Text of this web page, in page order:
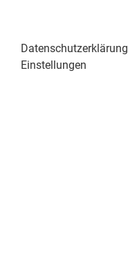
Datenschutzerklärung
Einstellungen